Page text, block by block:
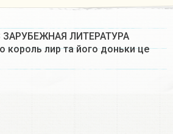
ЗАРУБЕЖНАЯ ЛИТЕРАТУРА
король лир та його доньки це